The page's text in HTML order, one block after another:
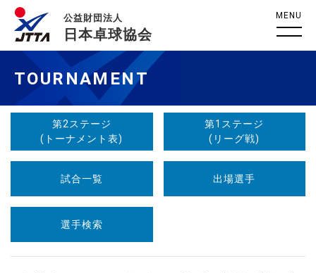
公益財団法人
日本卓球協会
MENU
TOURNAMENT
第2ステージ
(トーナメント表)
第1ステージ
(リーグ戦)
試合一覧 出場選手
選手検索